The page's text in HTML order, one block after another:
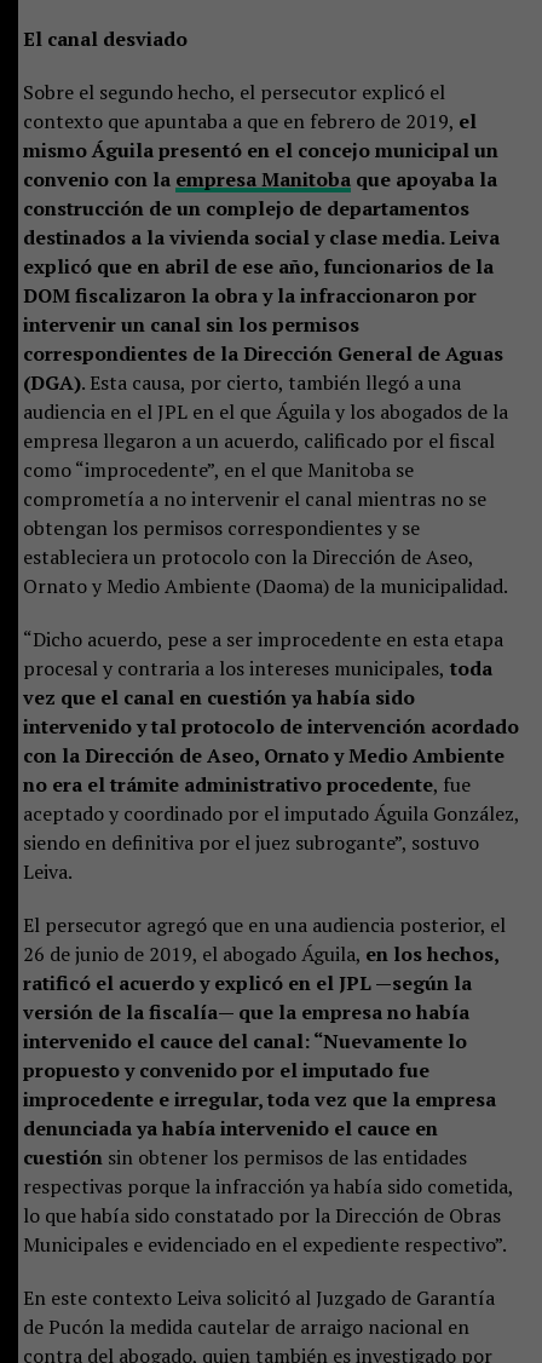
El canal desviado
Sobre el segundo hecho, el persecutor explicó el
contexto que apuntaba a que en febrero de 2019, el
mismo Águila presentó en el concejo municipal un
convenio con la empresa Manitobaque apoyaba la
construcción de un complejo de departamentos
destinados a la vivienda social y clase media. Leiva
explicó que en abril de ese año, funcionarios de la
DOM fiscalizaron la obra y la infraccionaron por
intervenir un canal sin los permisos
correspondientes de la Dirección General de Aguas
(DGA). Esta causa, por cierto, también llegó a una
audiencia en el JPL en el que Águila y los abogados de la
empresa llegaron a un acuerdo, calificado por el fiscal
como “improcedente”, en el que Manitoba se
comprometía a no intervenir el canal mientras no se
obtengan los permisos correspondientes y se
estableciera un protocolo con la Dirección de Aseo,
Ornato y Medio Ambiente (Daoma) de la municipalidad.
“Dicho acuerdo, pese a ser improcedente en esta etapa
procesal y contraria a los intereses municipales, toda
vez que el canal en cuestión ya había sido
intervenido y tal protocolo de intervención acordado
con la Dirección de Aseo, Ornato y Medio Ambiente
no era el trámite administrativo procedente, fue
aceptado y coordinado por el imputado Águila González,
siendo en definitiva por el juez subrogante”, sostuvo
Leiva.
El persecutor agregó que en una audiencia posterior, el
26 de junio de 2019, el abogado Águila, en los hechos,
ratificó el acuerdo y explicó en el JPL —según la
versión de la fiscalía— que la empresa no había
intervenido el cauce del canal: “Nuevamente lo
propuesto y convenido por el imputado fue
improcedente e irregular, toda vez que la empresa
denunciada ya había intervenido el cauce en
cuestiónsin obtener los permisos de las entidades
respectivas porque la infracción ya había sido cometida,
lo que había sido constatado por la Dirección de Obras
Municipales e evidenciado en el expediente respectivo”.
En este contexto Leiva solicitó al Juzgado de Garantía
de Pucón la medida cautelar de arraigo nacional en
contra del abogado, quien también es investigado por